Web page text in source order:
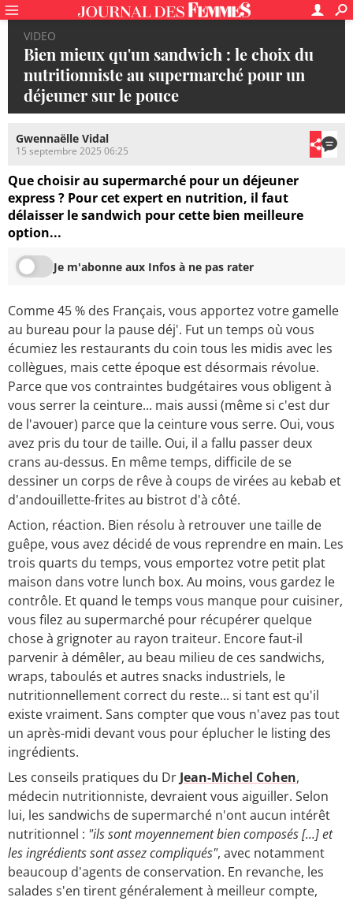
VIDEO
Bien mieux qu'un sandwich : le choix du
nutritionniste au supermarché pour un
déjeuner sur le pouce
Gwennaëlle Vidal
15 septembre 2025 06:25
Que choisir au supermarché pour un déjeuner
express ? Pour cet expert en nutrition, il faut
délaisser le sandwich pour cette bien meilleure
option...
Je m'abonne aux Infos à ne pas rater
Comme 45 % des Français, vous apportez votre gamelle
au bureau pour la pause déj'. Fut un temps où vous
écumiez les restaurants du coin tous les midis avec les
collègues, mais cette époque est désormais révolue.
Parce que vos contraintes budgétaires vous obligent à
vous serrer la ceinture... mais aussi (même si c'est dur
de l'avouer) parce que la ceinture vous serre. Oui, vous
avez pris du tour de taille. Oui, il a fallu passer deux
crans au-dessus. En même temps, difficile de se
dessiner un corps de rêve à coups de virées au kebab et
d'andouillette-frites au bistrot d'à côté.
Action, réaction. Bien résolu à retrouver une taille de
guêpe, vous avez décidé de vous reprendre en main. Les
trois quarts du temps, vous emportez votre petit plat
maison dans votre lunch box. Au moins, vous gardez le
contrôle. Et quand le temps vous manque pour cuisiner,
vous filez au supermarché pour récupérer quelque
chose à grignoter au rayon traiteur. Encore faut-il
parvenir à démêler, au beau milieu de ces sandwichs,
wraps, taboulés et autres snacks industriels, le
nutritionnellement correct du reste... si tant est qu'il
existe vraiment. Sans compter que vous n'avez pas tout
un après-midi devant vous pour éplucher le listing des
ingrédients.
Les conseils pratiques du Dr Jean-Michel Cohen,
médecin nutritionniste, devraient vous aiguiller. Selon
lui, les sandwichs de supermarché n'ont aucun intérêt
nutritionnel : "ils sont moyennement bien composés [...] et
les ingrédients sont assez compliqués", avec notamment
beaucoup d'agents de conservation. En revanche, les
salades s'en tirent généralement à meilleur compte,